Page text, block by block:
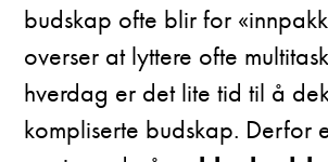
budskap ofte blir for
overser at lyttere ofte
hverdag er det lite tid til å
kompliserte budskap. Derfor